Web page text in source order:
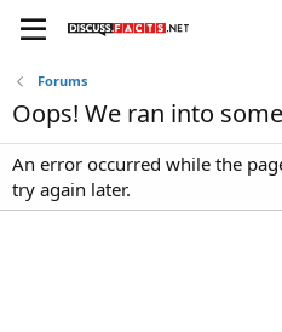
Forums
Oops! We ran into
An error occurred while the
try again later.